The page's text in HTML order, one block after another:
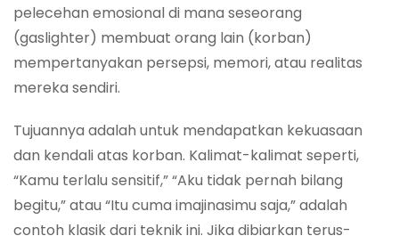
pelecehan emosional di mana seseorang
(gaslighter) membuat orang lain (korban)
mempertanyakan persepsi, memori, atau realitas
mereka sendiri.
Tujuannya adalah untuk mendapatkan kekuasaan
dan kendali atas korban. Kalimat-kalimat seperti,
“Kamu terlalu sensitif,” “Aku tidak pernah bilang
begitu,” atau “Itu cuma imajinasimu saja,” adalah
contoh klasik dari teknik ini. Jika dibiarkan terus-